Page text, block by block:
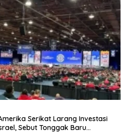
Serikat Larang Investasi
Sebut Tonggak Baru